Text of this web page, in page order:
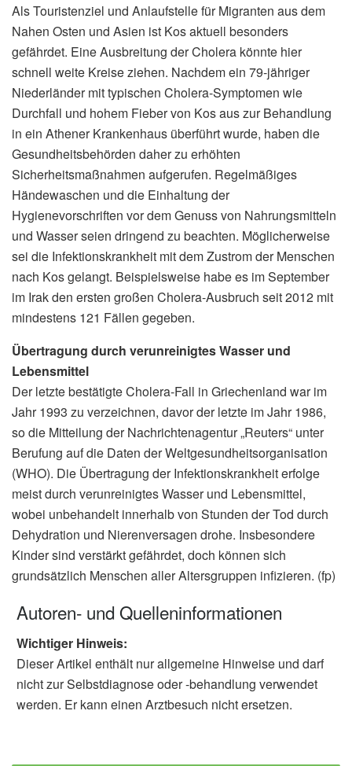
Als Touristenziel und Anlaufstelle für Migranten aus dem
Nahen Osten und Asien ist Kos aktuell besonders
gefährdet. Eine Ausbreitung der Cholera könnte hier
schnell weite Kreise ziehen. Nachdem ein 79-jähriger
Niederländer mit typischen Cholera-Symptomen wie
Durchfall und hohem Fieber von Kos aus zur Behandlung
in ein Athener Krankenhaus überführt wurde, haben die
Gesundheitsbehörden daher zu erhöhten
Sicherheitsmaßnahmen aufgerufen. Regelmäßiges
Händewaschen und die Einhaltung der
Hygienevorschriften vor dem Genuss von Nahrungsmitteln
und Wasser seien dringend zu beachten. Möglicherweise
sei die Infektionskrankheit mit dem Zustrom der Menschen
nach Kos gelangt. Beispielsweise habe es im September
im Irak den ersten großen Cholera-Ausbruch seit 2012 mit
mindestens 121 Fällen gegeben.
Übertragung durch verunreinigtes Wasser und
Lebensmittel
Der letzte bestätigte Cholera-Fall in Griechenland war im
Jahr 1993 zu verzeichnen, davor der letzte im Jahr 1986,
so die Mitteilung der Nachrichtenagentur „Reuters“ unter
Berufung auf die Daten der Weltgesundheitsorganisation
(WHO). Die Übertragung der Infektionskrankheit erfolge
meist durch verunreinigtes Wasser und Lebensmittel,
wobei unbehandelt innerhalb von Stunden der Tod durch
Dehydration und Nierenversagen drohe. Insbesondere
Kinder sind verstärkt gefährdet, doch können sich
grundsätzlich Menschen aller Altersgruppen infizieren. (fp)
Autoren- und Quelleninformationen
Wichtiger Hinweis:
Dieser Artikel enthält nur allgemeine Hinweise und darf
nicht zur Selbstdiagnose oder -behandlung verwendet
werden. Er kann einen Arztbesuch nicht ersetzen.